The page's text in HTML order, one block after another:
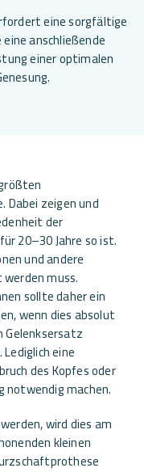
eine sorgfältige
anschließende
einer optimalen
Dabei zeigen und
der
20–30 Jahre so ist.
und andere
muss.
sollte daher ein
wenn dies absolut
eine
des Kopfes oder
notwendig machen.
wird dies am
kleinen